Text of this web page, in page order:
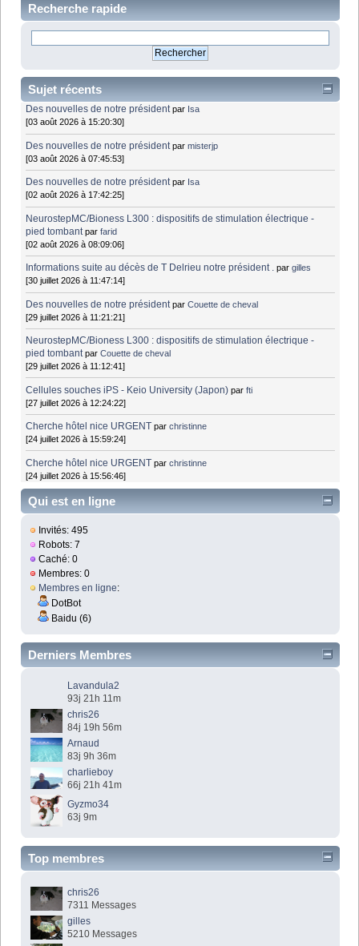
Recherche rapide
Sujet récents
Des nouvelles de notre président par Isa
[03 août 2026 à 15:20:30]
Des nouvelles de notre président parmisterjp
[03 août 2026 à 07:45:53]
Des nouvelles de notre président par Isa
[02 août 2026 à 17:42:25]
NeurostepMC/Bioness L300 : dispositifs de stimulation électrique -
pied tombant parfarid
[02 août 2026 à 08:09:06]
Informations suite au décès de T Delrieu notre président . pargilles
[30 juillet 2026 à 11:47:14]
Des nouvelles de notre président parCouette de cheval
[29 juillet 2026 à 11:21:21]
NeurostepMC/Bioness L300 : dispositifs de stimulation électrique -
pied tombant parCouette de cheval
[29 juillet 2026 à 11:12:41]
Cellules souches iPS - Keio University (Japon) parfti
[27 juillet 2026 à 12:24:22]
Cherche hôtel nice URGENT parchristinne
[24 juillet 2026 à 15:59:24]
Cherche hôtel nice URGENT parchristinne
[24 juillet 2026 à 15:56:46]
Qui est en ligne
Invités: 495
Robots: 7
Caché: 0
Membres: 0
Membres en ligne:
DotBot
Baidu (6)
Derniers Membres
Lavandula2
93j 21h 11m
chris26
84j 19h 56m
Arnaud
83j 9h 36m
charlieboy
66j 21h 41m
Gyzmo34
63j 9m
Top membres
chris26
7311 Messages
gilles
5210 Messages